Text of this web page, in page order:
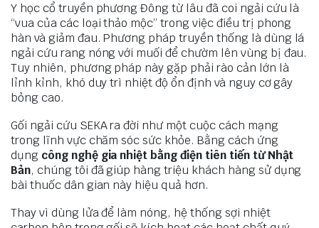
Y học cổ truyền phương Đông từ lâu đã coi ngải cứu là
“vua của các loại thảo mộc” trong việc điều trị phong
hàn và giảm đau. Phương pháp truyền thống là dùng lá
ngải cứu rang nóng với muối để chườm lên vùng bị đau.
Tuy nhiên, phương pháp này gặp phải rào cản lớn là
lỉnh kỉnh, khó duy trì nhiệt độ ổn định và nguy cơ gây
bỏng cao.
Gối ngải cứu SEKA ra đời như một cuộc cách mạng
trong lĩnh vực chăm sóc sức khỏe. Bằng cách ứng
dụng công nghệ gia nhiệt bằng điện tiên tiến từ Nhật
Bản, chúng tôi đã giúp hàng triệu khách hàng sử dụng
bài thuốc dân gian này hiệu quả hơn.
Thay vì dùng lửa để làm nóng, hệ thống sợi nhiệt